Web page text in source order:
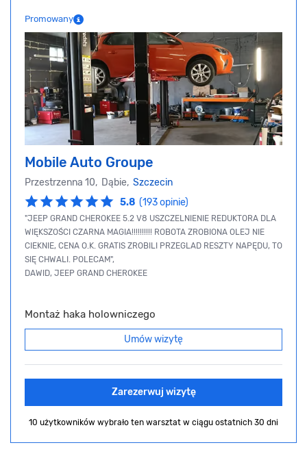
Promowany
Mobile Auto Groupe
Przestrzenna 10, Dąbie, Szczecin
5.8 (193 opinie)
"JEEP GRAND CHEROKEE 5.2 V8 USZCZELNIENIE REDUKTORA DLA
WIĘKSZOŚCI CZARNA MAGIA!!!!!!!!!! ROBOTA ZROBIONA OLEJ NIE
CIEKNIE, CENA O.K. GRATIS ZROBILI PRZEGLAD RESZTY NAPĘDU, TO
SIĘ CHWALI. POLECAM",
DAWID, JEEP GRAND CHEROKEE
Montaż haka holowniczego
Umów wizytę
Zarezerwuj wizytę
10 użytkowników wybrało ten warsztat w ciągu ostatnich 30 dni